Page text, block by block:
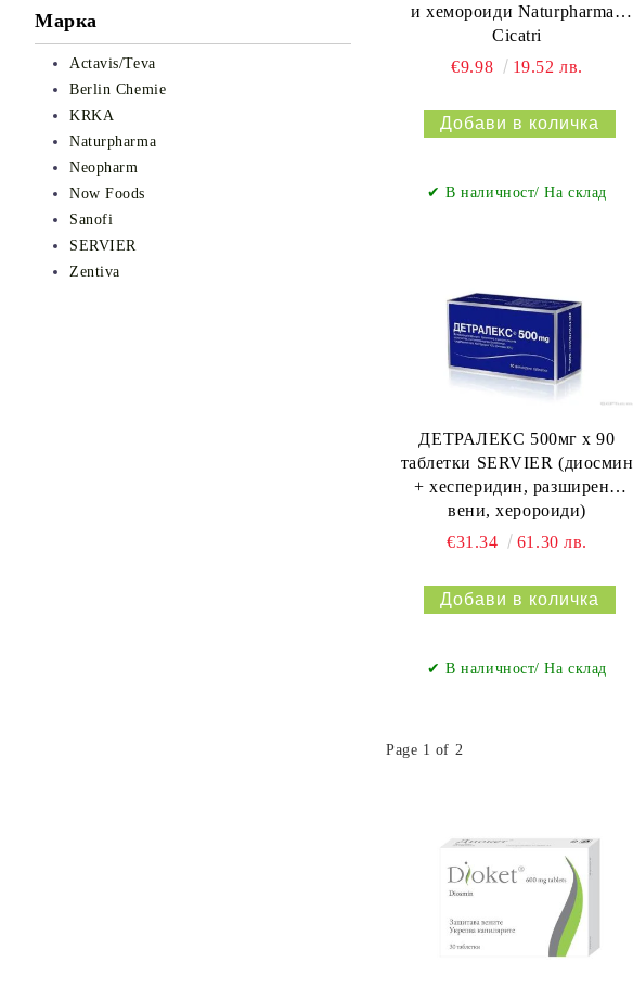
Марка
Actavis/Teva
Berlin Chemie
KRKA
Naturpharma
Neopharm
Now Foods
Sanofi
SERVIER
Zentiva
и хемороиди Naturpharma |
Cicatri
€9.98
19.52 лв.
✔ В наличност/ На склад
ДЕТРАЛЕКС 500мг х 90
таблетки SERVIER (диосмин
+ хесперидин, разширени
вени, херороиди)
€31.34
61.30 лв.
✔ В наличност/ На склад
Page 1 of 2